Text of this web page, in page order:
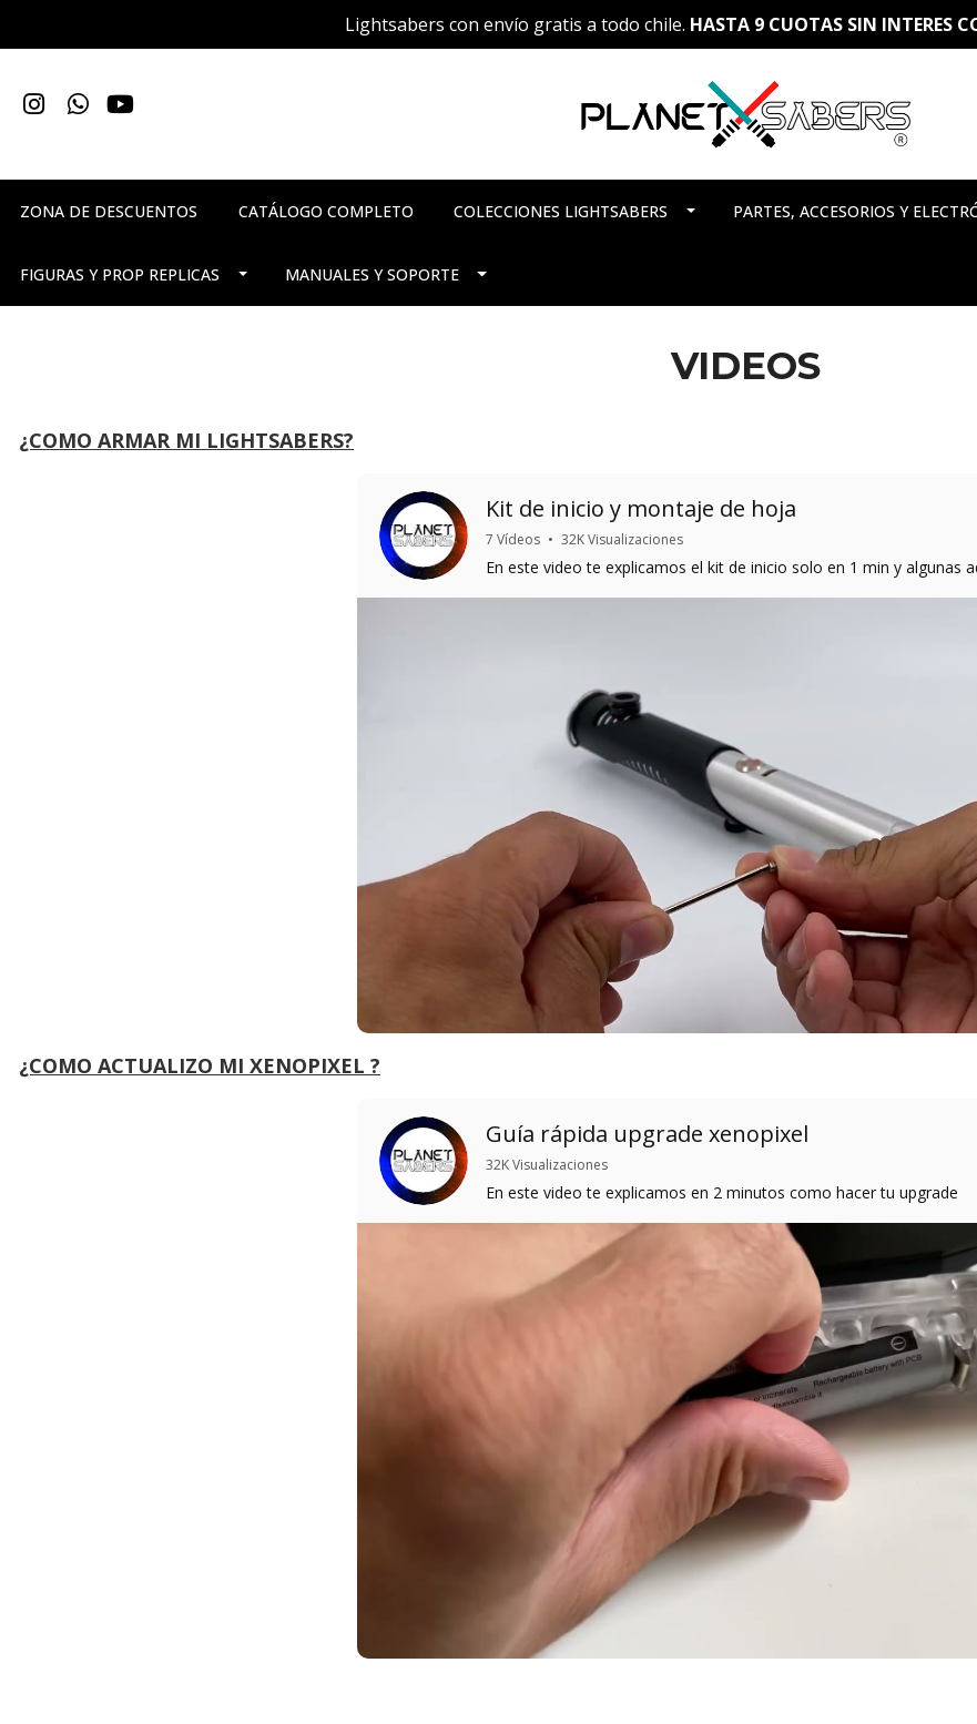
Lightsabers con envío gratis a todo chile. HASTA 9 CUOTAS SIN INTERES
ZONA DE DESCUENTOS CATÁLOGO COMPLETO COLECCIONES LIGHTSABERS PARTES, ACCESORIOS Y
FIGURAS Y PROP REPLICAS MANUALES Y SOPORTE
VIDEOS
¿COMO ARMAR MI LIGHTSABERS?
Kit de inicio y montaje de hoja
7 Vídeos • 32K Visualizaciones
En este video te explicamos el kit de inicio solo en 1 min y algunas
¿COMO ACTUALIZO MI XENOPIXEL ?
Guía rápida upgrade xenopixel
32K Visualizaciones
En este video te explicamos en 2 minutos como hacer tu upgrade